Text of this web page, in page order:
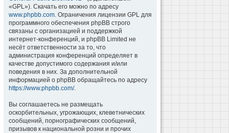
«GPL»). Скачать его можно по адресу
www.phpbb.com. Ограничения лицензии GPL для
программного обеспечения phpBB строго
связаны с организацией и поддержкой
интернет-конференций, и phpBB Limited не
несёт ответственности за то, что
администрация конференций определяет в
качестве допустимого содержания и/или
поведения в них. За дополнительной
информацией о phpBB обращайтесь по адресу
https://www.phpbb.com/.
Вы соглашаетесь не размещать
оскорбительных, угрожающих, клеветнических
сообщений, порнографических сообщений,
призывов к национальной розни и прочих